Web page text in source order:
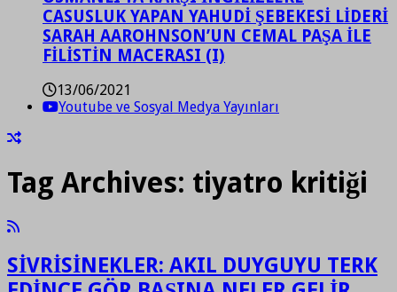
CASUSLUK YAPAN YAHUDİ ŞEBEKESİ LİDERİ
SARAH AAROHNSON’UN CEMAL PAŞA İLE
FİLİSTİN MACERASI (I)
13/06/2021
Youtube ve Sosyal Medya Yayınları
Tag Archives: tiyatro kritiği
SİVRİSİNEKLER: AKIL DUYGUYU TERK